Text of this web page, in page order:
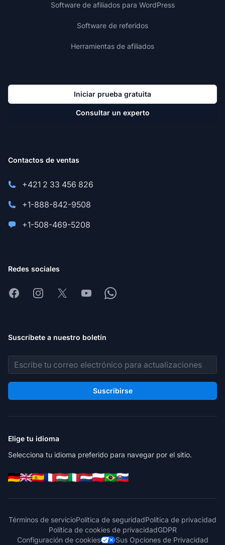
Software de afiliados para WordPress
Software de referidos
Herramientas de afiliados
Iniciar prueba gratuita
Consultar un experto
Contactos de ventas
+421 2 33 456 826
+1-888-842-9508
+1-508-469-5208
Redes sociales
FacebookInstagram
X YoutubeWhatsapp
Suscríbete a nuestro boletín
Dirección de correo electrónico
Suscribirse
Elige tu idioma
Selecciona tu idioma preferido para navegar por el sitio.
Términos de servicioPolítica de seguridadPolítica de privacidad
Política de cookies de privacidadGDPR
Configuración de cookies
Sus Opciones de Privacidad